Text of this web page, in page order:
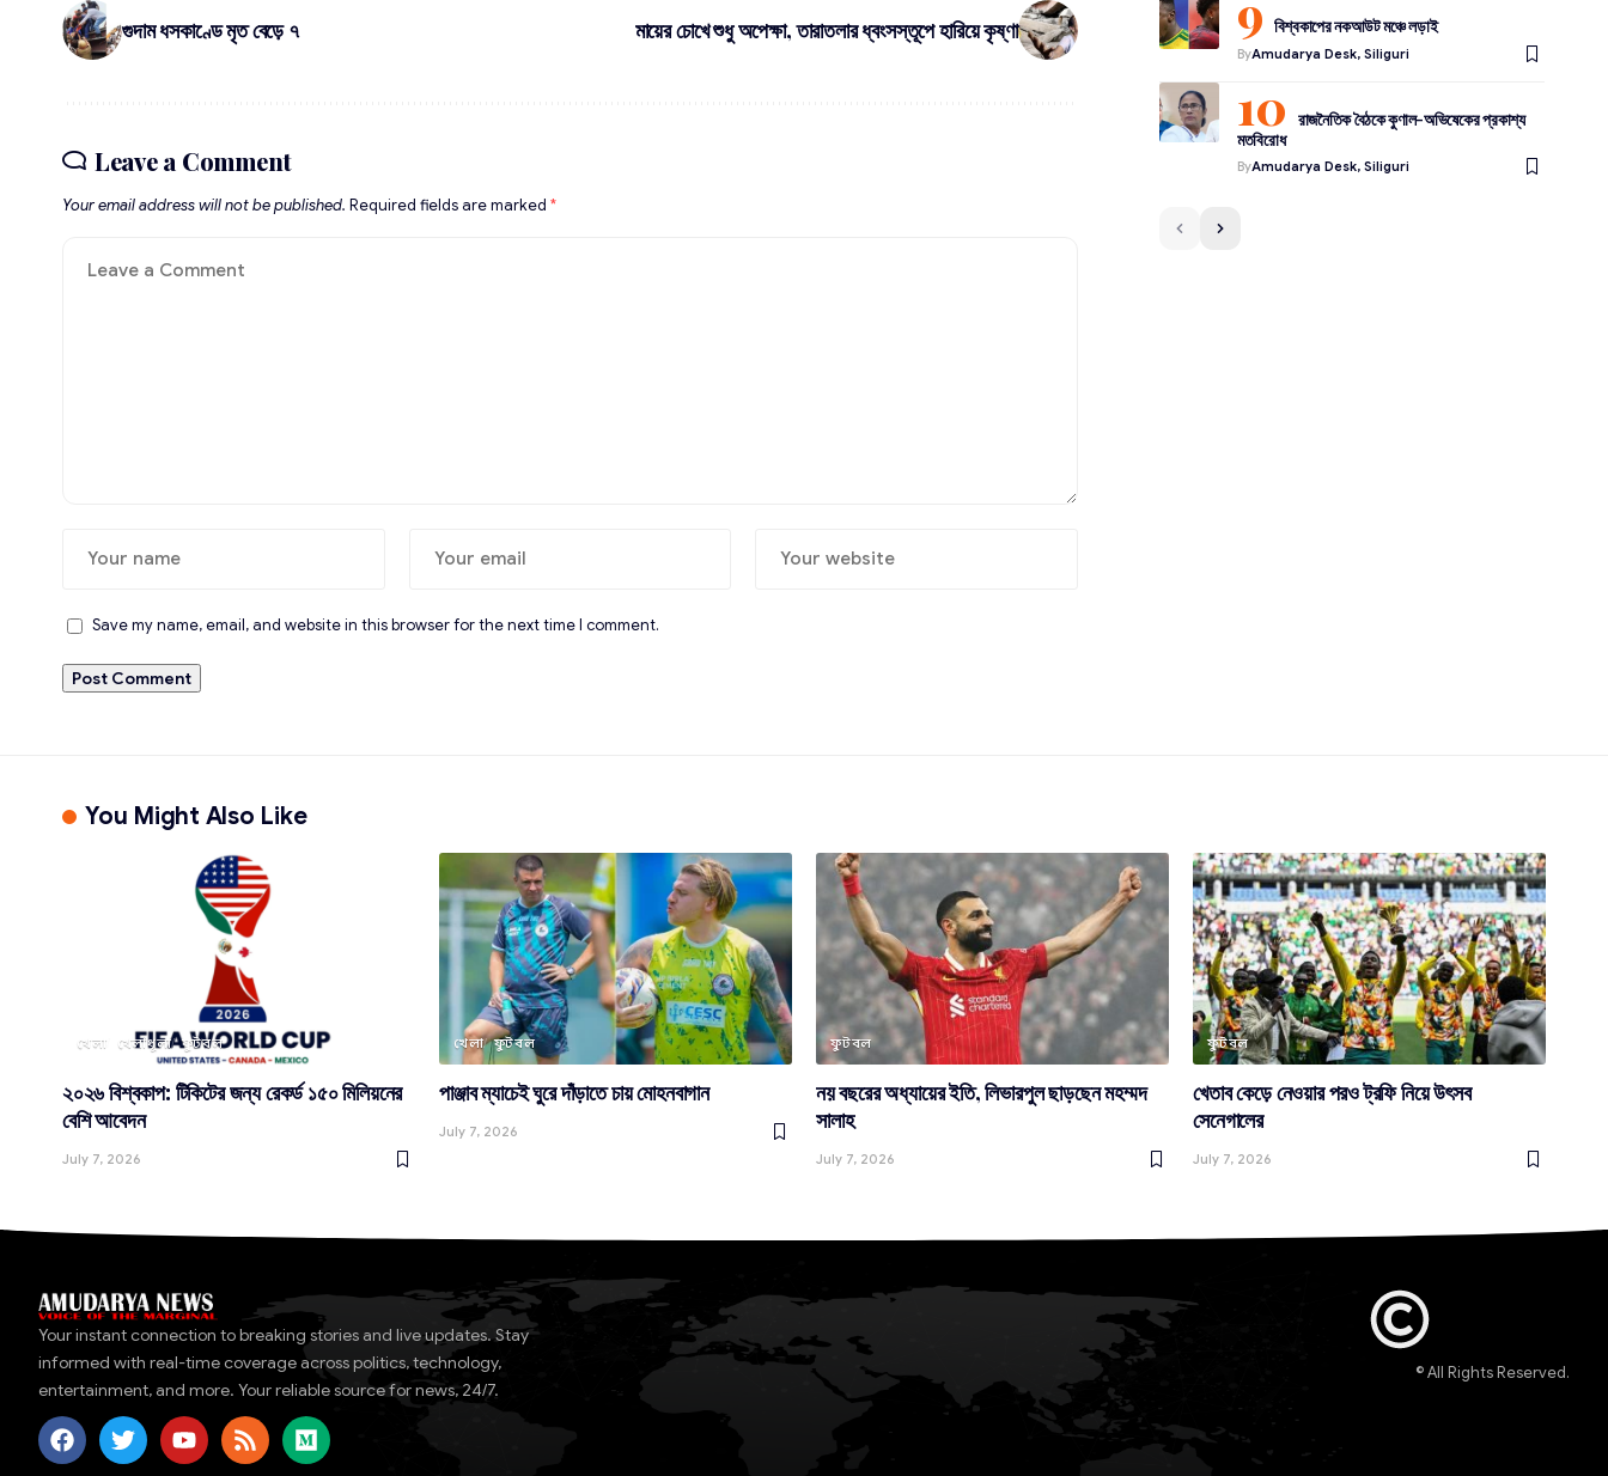
গুদাম ধসকাণ্ডে মৃত বেড়ে ৭ মায়ের চোখে শুধু অপেক্ষা, তারাতলার ধ্বংসস্তূপে হারিয়ে কৃষ্ণা
Leave a Comment
Your email address will not be published. Required fields are marked *
Save my name, email, and website in this browser for the next time I comment.
বিশ্বকাপের নকআউট মঞ্চে লড়াই
ByAmudarya Desk, Siliguri
রাজনৈতিক বৈঠকে কুণাল-অভিষেকের প্রকাশ্য
মতবিরোধ
ByAmudarya Desk, Siliguri
You Might Also Like
খেলা খেলাধূলা ফুটবল
২০২৬ বিশ্বকাপ: টিকিটের জন্য রেকর্ড ১৫০ মিলিয়নের
বেশি আবেদন
July 7, 2026
খেলা ফুটবল
পাঞ্জাব ম্যাচেই ঘুরে দাঁড়াতে চায় মোহনবাগান
July 7, 2026
ফুটবল
নয় বছরের অধ্যায়ের ইতি, লিভারপুল ছাড়ছেন মহম্মদ
সালাহ
July 7, 2026
ফুটবল
খেতাব কেড়ে নেওয়ার পরও ট্রফি নিয়ে উৎসব
সেনেগালের
July 7, 2026
Your instant connection to breaking stories and live updates. Stay
informed with real-time coverage across politics, technology,
entertainment, and more. Your reliable source for news, 24/7.
© All Rights Reserved.